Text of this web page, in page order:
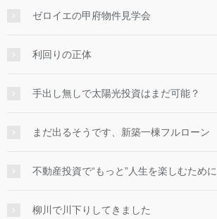
ゼロイエの甲府物件見学会
利回りの正体
手出し無しで太陽光投資はまだ可能？
まだ出るそうです、新築一棟フルローン
不動産投資で“もっと”人生を楽しむために
柳川で川下りしてきました